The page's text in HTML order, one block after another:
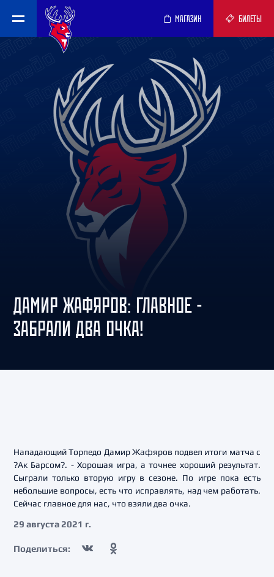
МАГАЗИН БИЛЕТЫ
ДАМИР ЖАФЯРОВ: ГЛАВНОЕ -
ЗАБРАЛИ ДВА ОЧКА!
Нападающий Торпедо Дамир Жафяров подвел итоги матча с
?Ак Барсом?. - Хорошая игра, а точнее хороший результат.
Сыграли только вторую игру в сезоне. По игре пока есть
небольшие вопросы, есть что исправлять, над чем работать.
Сейчас главное для нас, что взяли два очка.
29 августа 2021 г.
Поделиться: